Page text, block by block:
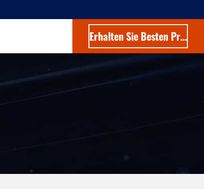
Erhalten Sie Besten Preis